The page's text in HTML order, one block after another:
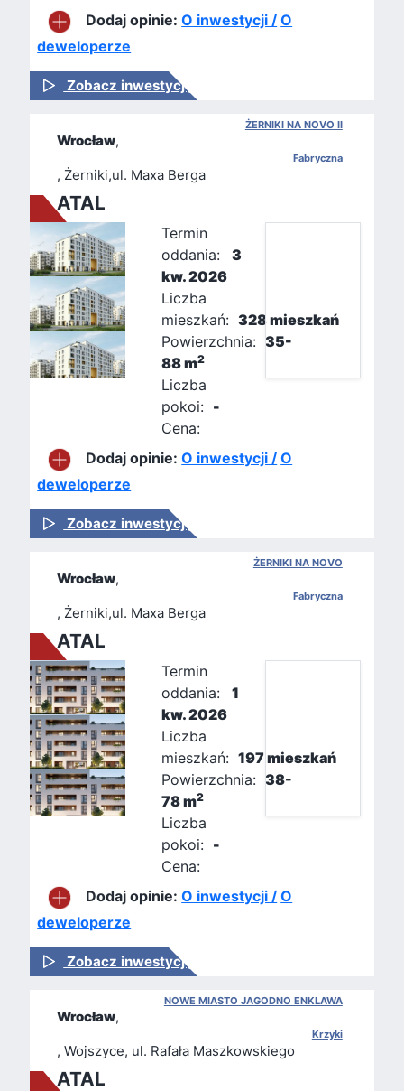
Dodaj opinie:O inwestycji / O
deweloperze
Zobacz inwestycję
ŻERNIKI NA NOVO II
Wrocław,
Fabryczna
, Żerniki,ul. Maxa Berga
ATAL
Termin
oddania:
3
kw. 2026
Liczba
mieszkań: 328 mieszkań
Powierzchnia: 35-
88 m2
Liczba
pokoi: -
Cena:
Dodaj opinie:O inwestycji / O
deweloperze
Zobacz inwestycję
ŻERNIKI NA NOVO
Wrocław,
Fabryczna
, Żerniki,ul. Maxa Berga
ATAL
Termin
oddania:
1
kw. 2026
Liczba
mieszkań: 197 mieszkań
Powierzchnia: 38-
78 m2
Liczba
pokoi: -
Cena:
Dodaj opinie:O inwestycji / O
deweloperze
Zobacz inwestycję
NOWE MIASTO JAGODNO ENKLAWA
Wrocław,
Krzyki
, Wojszyce, ul. Rafała Maszkowskiego
ATAL